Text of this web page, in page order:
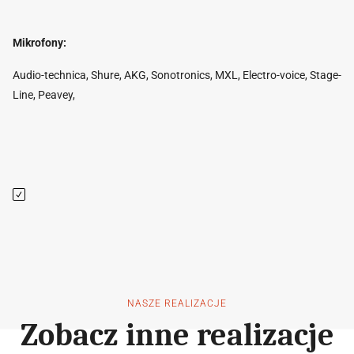
Mikrofony:
Audio-technica, Shure, AKG, Sonotronics, MXL, Electro-voice, Stage-
Line, Peavey,
NASZE REALIZACJE
Zobacz inne realizacje